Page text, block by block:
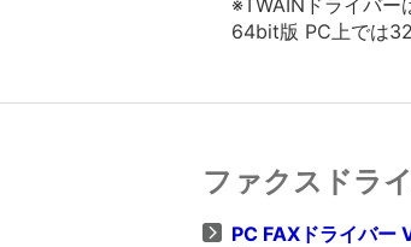
※TWAINドライバー
64bit版 PC上では
ファクスドラ
PC FAXドライバー